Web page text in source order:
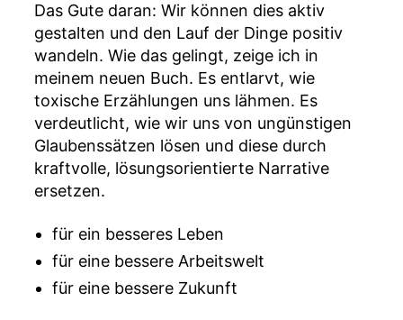
Das Gute daran: Wir können dies aktiv
gestalten und den Lauf der Dinge positiv
wandeln. Wie das gelingt, zeige ich in
meinem neuen Buch. Es entlarvt, wie
toxische Erzählungen uns lähmen. Es
verdeutlicht, wie wir uns von ungünstigen
Glaubenssätzen lösen und diese durch
kraftvolle, lösungsorientierte Narrative
ersetzen.
für ein besseres Leben
für eine bessere Arbeitswelt
für eine bessere Zukunft